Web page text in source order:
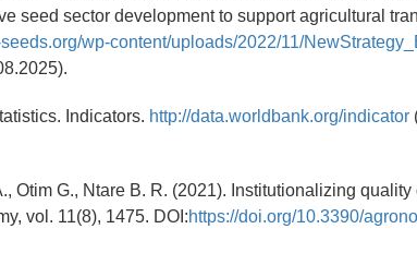
seed sector development to support agricultural
wp-content/uploads/2022/11/
Indicators. http://data.worldbank.org/indicator
Otim G., Ntare B. R. (2021). Institutionalizing
vol. 11(8), 1475. DOI:https://doi.org/10.3390/